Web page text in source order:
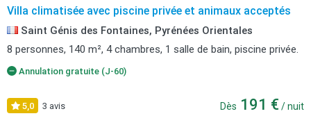
Villa climatisée avec piscine privée et animaux acceptés
Saint Génis des Fontaines, Pyrénées Orientales
8 personnes, 140 m², 4 chambres, 1 salle de bain, piscine privée.
Annulation gratuite (J-60)
5,0 3 avis Dès 191 € / nuit